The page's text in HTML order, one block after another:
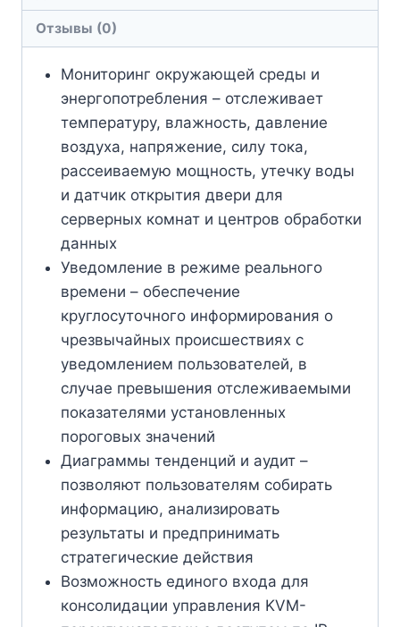
Отзывы (0)
Мониторинг окружающей среды и
энергопотребления – отслеживает
температуру, влажность, давление
воздуха, напряжение, силу тока,
рассеиваемую мощность, утечку воды
и датчик открытия двери для
серверных комнат и центров обработки
данных
Уведомление в режиме реального
времени – обеспечение
круглосуточного информирования о
чрезвычайных происшествиях с
уведомлением пользователей, в
случае превышения отслеживаемыми
показателями установленных
пороговых значений
Диаграммы тенденций и аудит –
позволяют пользователям собирать
информацию, анализировать
результаты и предпринимать
стратегические действия
Возможность единого входа для
консолидации управления KVM-